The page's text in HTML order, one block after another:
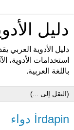
دليل
دليل الأدوية العربي
استخدامات الأدوية،
باللغة العربية.
İrdapin دواء